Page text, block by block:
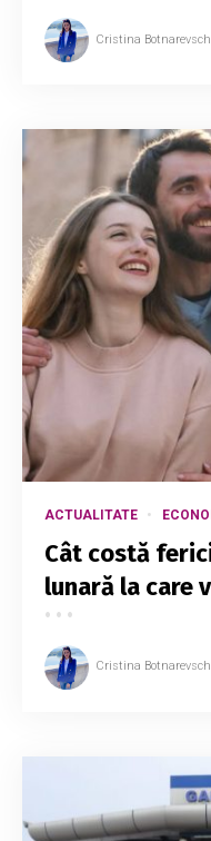
Cristina
ACTUALITATE
Cât costă
lunară la care
Cristina